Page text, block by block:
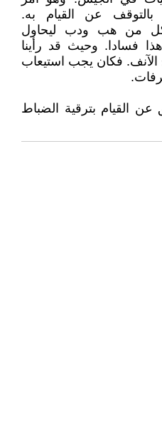
عن القيام به.
كل من هب ودب ليحاول
فسادا. وحيث قد رأينا
الآنف. فكان يجب استيعاب
عن القيام بترقية الضباط